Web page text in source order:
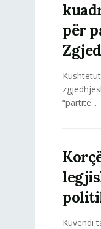
për
“partitë...
Kuvendi